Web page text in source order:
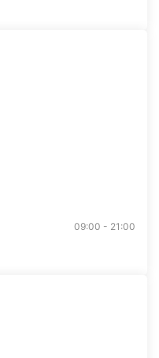
09:00 - 21:00